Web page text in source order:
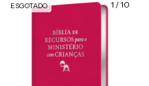
1 /10
ESGOTADO